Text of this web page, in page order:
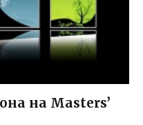
на Masters’